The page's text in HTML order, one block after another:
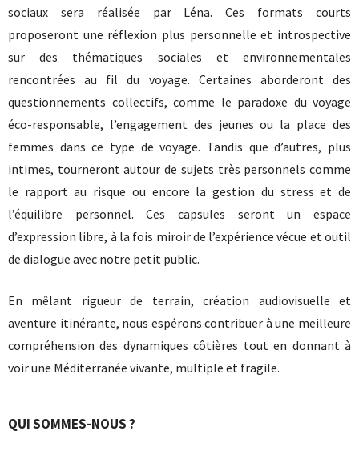
sociaux sera réalisée par Léna. Ces formats courts
proposeront une réflexion plus personnelle et introspective
sur des thématiques sociales et environnementales
rencontrées au fil du voyage. Certaines aborderont des
questionnements collectifs, comme le paradoxe du voyage
éco-responsable, l’engagement des jeunes ou la place des
femmes dans ce type de voyage. Tandis que d’autres, plus
intimes, tourneront autour de sujets très personnels comme
le rapport au risque ou encore la gestion du stress et de
l’équilibre personnel. Ces capsules seront un espace
d’expression libre, à la fois miroir de l’expérience vécue et outil
de dialogue avec notre petit public.
En mêlant rigueur de terrain, création audiovisuelle et
aventure itinérante, nous espérons contribuer à une meilleure
compréhension des dynamiques côtières tout en donnant à
voir une Méditerranée vivante, multiple et fragile.
QUI SOMMES-NOUS ?